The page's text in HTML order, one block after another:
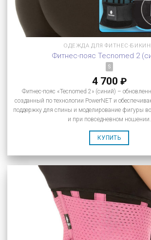
ОДЕЖДА ДЛЯ ФИТНЕС-
Фитнес-пояс Tecnomed 2
S
4 700 ₽
Фитнес-пояс «Tecnomed 2» (синий) –
созданный по технологии PowerNET и
поддержку для спины и моделирование фигуры
и при повседневном ношении.
КУПИТЬ